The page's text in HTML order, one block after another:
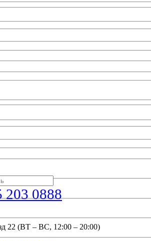
203 0888
22 (ВТ – ВС, 12:00 – 20:00)